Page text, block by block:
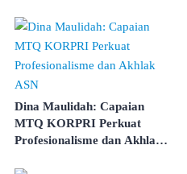
Dina Maulidah: Capaian
MTQ KORPRI Perkuat
Profesionalisme dan Akhlak